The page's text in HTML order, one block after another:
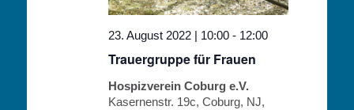
Trauergruppe für Frauen
23. August 2022 | 10:00 - 12:00
Hospizverein Coburg e.V.
Kasernenstr. 19c, Coburg, NJ,